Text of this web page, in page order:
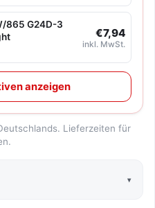
865 G24D-3
€7,94
inkl. MwSt.
anzeigen
Lieferzeiten für